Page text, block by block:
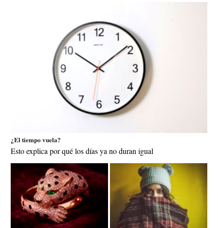
¿El tiempo vuela?
Esto explica por qué los días ya no duran igual